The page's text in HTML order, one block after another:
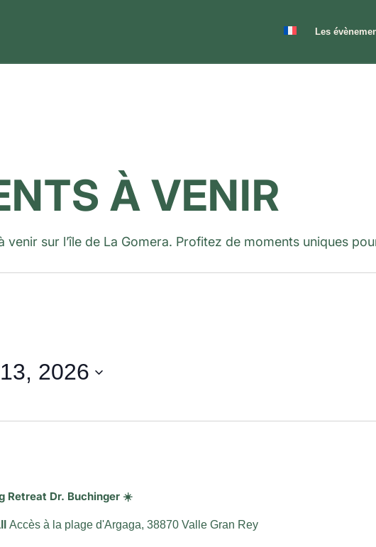
Les
À VENIR
venir sur l’île de La Gomera. Profitez de moments uniques
2026
Retreat Dr. Buchinger ☀️
Accès à la plage d'Argaga, 38870 Valle Gran Rey